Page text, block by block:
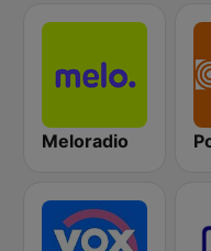
Meloradio